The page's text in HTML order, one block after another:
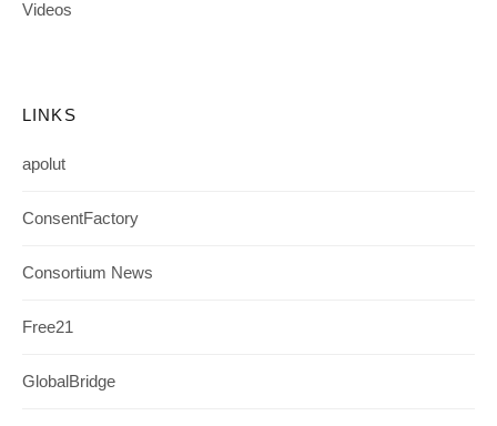
Videos
LINKS
apolut
ConsentFactory
Consortium News
Free21
GlobalBridge